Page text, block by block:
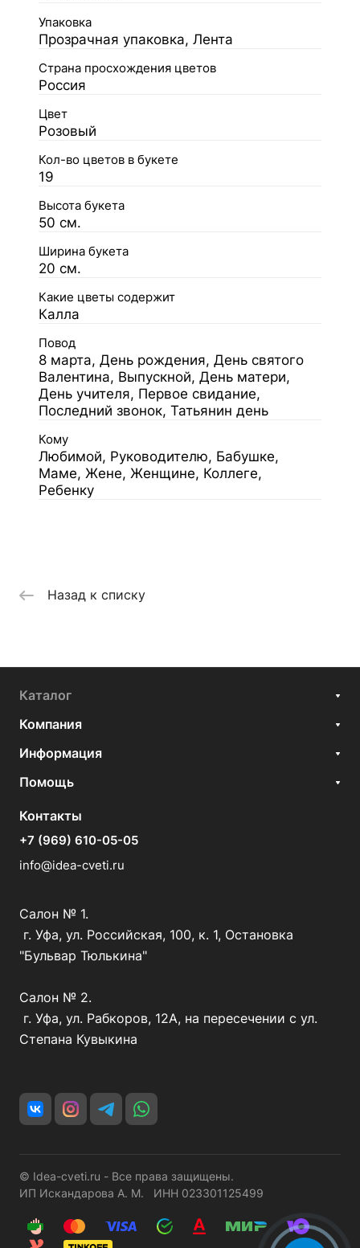
Упаковка
Прозрачная упаковка, Лента
Страна просхождения цветов
Россия
Цвет
Розовый
Кол-во цветов в букете
19
Высота букета
50 см.
Ширина букета
20 см.
Какие цветы содержит
Калла
Повод
8 марта, День рождения, День святого
Валентина, Выпускной, День матери,
День учителя, Первое свидание,
Последний звонок, Татьянин день
Кому
Любимой, Руководителю, Бабушке,
Маме, Жене, Женщине, Коллеге,
Ребенку
Назад к списку
Каталог
Компания
Информация
Помощь
Контакты
+7 (969) 610-05-05
info@idea-cveti.ru
Салон № 1.
г. Уфа, ул. Российская, 100, к. 1, Остановка
"Бульвар Тюлькина"
Салон № 2.
г. Уфа, ул. Рабкоров, 12А, на пересечении с ул.
Степана Кувыкина
© Idea-cveti.ru - Все права защищены.
ИП Искандарова А. М. ИНН 023301125499